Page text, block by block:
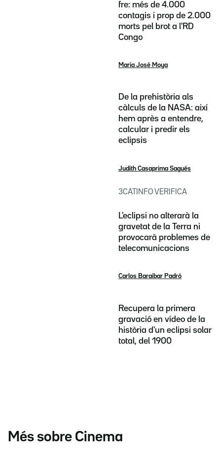
fre: més de 4.000
contagis i prop de 2.000
morts pel brot a l'RD
Congo
María José Moya
De la prehistòria als
càlculs de la NASA: així
hem après a entendre,
calcular i predir els
eclipsis
Judith Casaprima Sagués
3CATINFO VERIFICA
L'eclipsi no alterarà la
gravetat de la Terra ni
provocarà problemes de
telecomunicacions
Carlos Baraibar Padró
Recupera la primera
gravació en vídeo de la
història d'un eclipsi solar
total, del 1900
Més sobre Cinema